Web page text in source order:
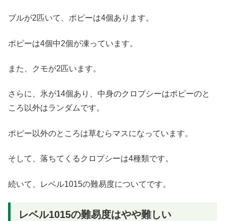
ブルが2匹いて、ポピーは4個あります。
ポピーは4個中2個が凍っています。
また、クモが2匹います。
さらに、氷が14個あり、中身のクロプシーはポピーのと
ころ以外はランダムです。
ポピー以外のところは草むらマスになっています。
そして、落ちてくるクロプシーは4種類です。
続いて、レベル1015の難易度についてです。
レベル1015の難易度はやや難しい